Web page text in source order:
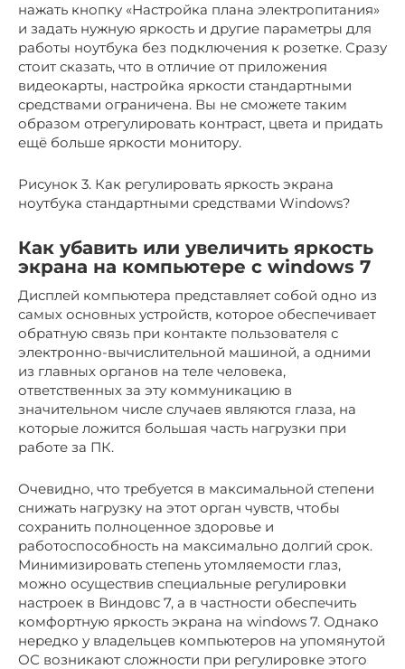
нажать кнопку «Настройка плана электропитания»
и задать нужную яркость и другие параметры для
работы ноутбука без подключения к розетке. Сразу
стоит сказать, что в отличие от приложения
видеокарты, настройка яркости стандартными
средствами ограничена. Вы не сможете таким
образом отрегулировать контраст, цвета и придать
ещё больше яркости монитору.
Рисунок 3. Как регулировать яркость экрана
ноутбука стандартными средствами Windows?
Как убавить или увеличить яркость
экрана на компьютере с windows 7
Дисплей компьютера представляет собой одно из
самых основных устройств, которое обеспечивает
обратную связь при контакте пользователя с
электронно-вычислительной машиной, а одними
из главных органов на теле человека,
ответственных за эту коммуникацию в
значительном числе случаев являются глаза, на
которые ложится большая часть нагрузки при
работе за ПК.
Очевидно, что требуется в максимальной степени
снижать нагрузку на этот орган чувств, чтобы
сохранить полноценное здоровье и
работоспособность на максимально долгий срок.
Минимизировать степень утомляемости глаз,
можно осуществив специальные регулировки
настроек в Виндовс 7, а в частности обеспечить
комфортную яркость экрана на windows 7. Однако
нередко у владельцев компьютеров на упомянутой
ОС возникают сложности при регулировке этого